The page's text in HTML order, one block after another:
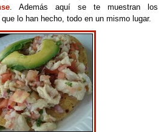
. Además aquí se te muestran los
lo han hecho, todo en un mismo lugar.